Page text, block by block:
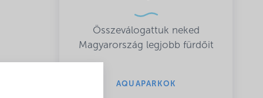
Összeválogattuk neked
Magyarország legjobb fürdőit
AQUAPARKOK